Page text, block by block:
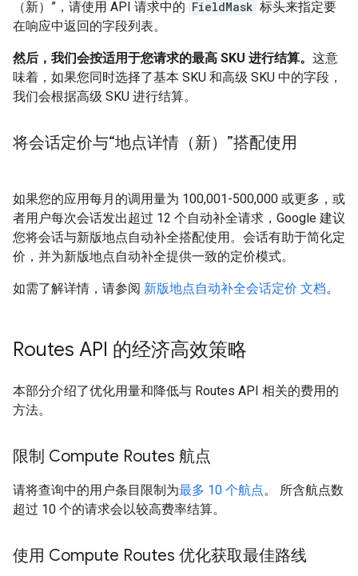
（新）”，请使用 API 请求中的 FieldMask 标头来指定要
在响应中返回的字段列表。
然后，我们会按适用于您请求的最高 SKU 进行结算。 这意
味着，如果您同时选择了基本 SKU 和高级 SKU 中的字段，
我们会根据高级 SKU 进行结算。
将会话定价与“地点详情（新）”搭配使用
如果您的应用每月的调用量为 100,001-500,000 或更多，或
者用户每次会话发出超过 12 个自动补全请求，Google 建议
您将会话与新版地点自动补全搭配使用。会话有助于简化定
价，并为新版地点自动补全提供一致的定价模式。
如需了解详情，请参阅 新版地点自动补全会话定价 文档。
Routes API 的经济高效策略
本部分介绍了优化用量和降低与 Routes API 相关的费用的
方法。
限制 Compute Routes 航点
请将查询中的用户条目限制为最多 10 个航点。 所含航点数
超过 10 个的请求会以较高费率结算。
使用 Compute Routes 优化获取最佳路线